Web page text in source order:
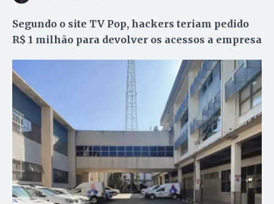
Segundo o site TV Pop, hackers teriam pedido
R$ 1 milhão para devolver os acessos a empresa